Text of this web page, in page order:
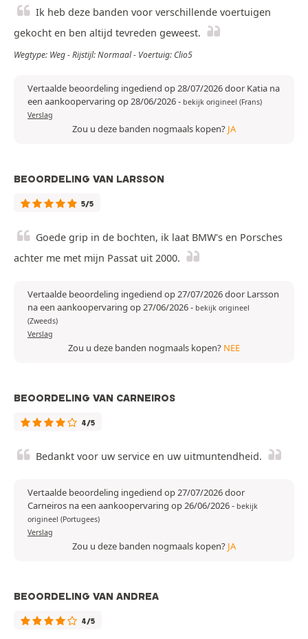
Ik heb deze banden voor verschillende voertuigen
gekocht en ben altijd tevreden geweest.
Wegtype: Weg - Rijstijl: Normaal - Voertuig: Clio5
Vertaalde beoordeling ingediend op 28/07/2026 door Katia na
een aankoopervaring op 28/06/2026- bekijk origineel (Frans)
Verslag
Zou u deze banden nogmaals kopen? JA
BEOORDELING VAN LARSSON
5/5
Goede grip in de bochten, ik laat BMW's en Porsches
achter me met mijn Passat uit 2000.
Vertaalde beoordeling ingediend op 27/07/2026 door Larsson
na een aankoopervaring op 27/06/2026- bekijk origineel
(Zweeds)
Verslag
Zou u deze banden nogmaals kopen? NEE
BEOORDELING VAN CARNEIROS
4/5
Bedankt voor uw service en uw uitmuntendheid.
Vertaalde beoordeling ingediend op 27/07/2026 door
Carneiros na een aankoopervaring op 26/06/2026- bekijk
origineel (Portugees)
Verslag
Zou u deze banden nogmaals kopen? JA
BEOORDELING VAN ANDREA
4/5